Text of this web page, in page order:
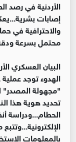
الأردنية في رصد
إصابات
والاحترافية في
محتمل بسرعة
البيان العسكري
الهدوء توجد
"مجهولة المصدر"
تحديد هوية هذا
الحطام...ودراسة
بالمعلومات